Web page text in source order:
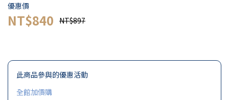
優惠價
NT$840 NT$897
此商品參與的優惠活動
全館加價購